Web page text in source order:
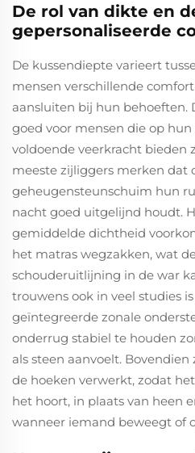
De rol van dikte en
gepersonaliseerde
De kussendiepte varieert
mensen verschillende
aansluiten bij hun behoeften.
goed voor mensen die op
voldoende veerkracht bieden
meeste zijliggers merken dat
geheugensteunschuim hun
nacht goed uitgelijnd houdt.
gemiddelde dichtheid
het matras wegzakken, wat
schouderuitlijning in de war
trouwens ook in veel studies
geïntegreerde zonale
onderrug stabiel te houden
als steen aanvoelt.
de hoeken verwerkt, zodat
het hoort, in plaats van heen
wanneer iemand beweegt of